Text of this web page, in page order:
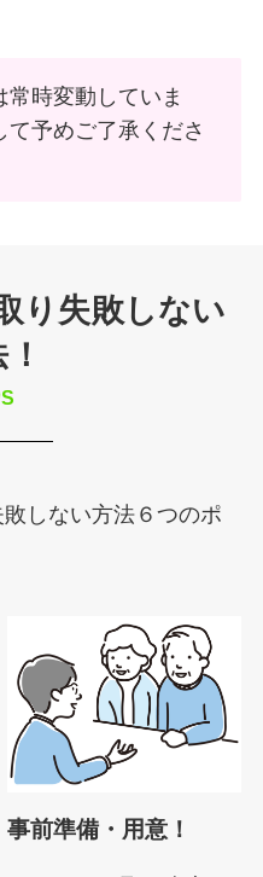
常時変動していま
予めご了承くださ
り失敗しない
しない方法６つのポ
事前準備・用意！